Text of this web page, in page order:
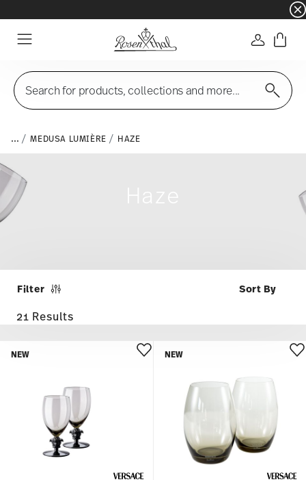
☀️ Summer SALE – Save even more: an
Login
Search for products, collections and more...
... MEDUSA LUMIÈRE HAZE
Filter
21 Results
NEW NEW